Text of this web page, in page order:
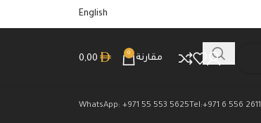
English
مقارنة
0
0,00
Tel:+971 6 556 2611
WhatsApp: +971 55 553 5625